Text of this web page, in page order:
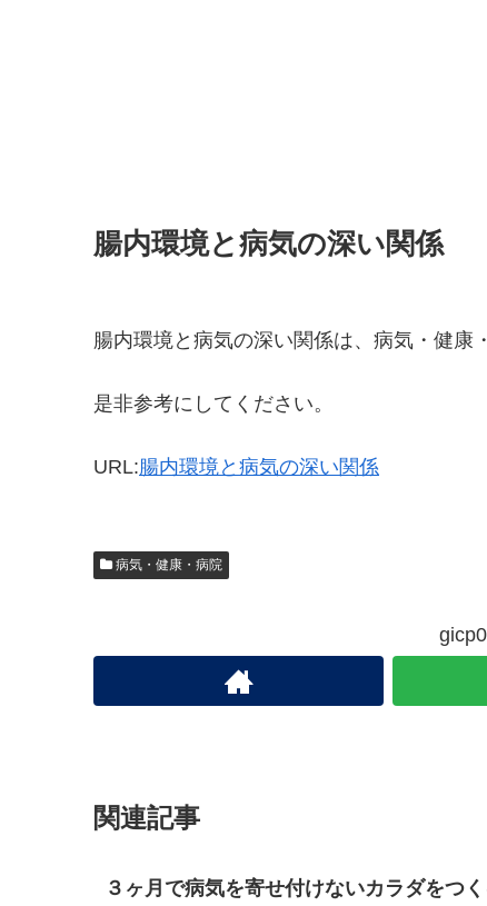
腸内環境と病気の深い関係
腸内環境と病気の深い関係は、病気・健康
是非参考にしてください。
URL:腸内環境と病気の深い関係
病気・健康・病院
関連記事
３ヶ月で病気を寄せ付けないカラダをつ